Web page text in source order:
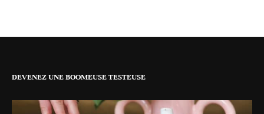
DEVENEZ UNE BOOMEUSE TESTEUSE